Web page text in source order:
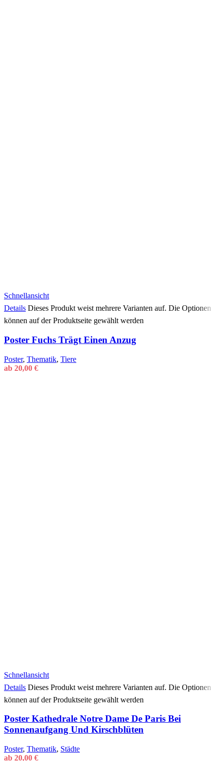
Schnellansicht
Details Dieses Produkt weist mehrere Varianten auf. Die Optionen
können auf der Produktseite gewählt werden
Poster Fuchs Trägt Einen Anzug
Poster, Thematik, Tiere
ab 20,00 €
Schnellansicht
Details Dieses Produkt weist mehrere Varianten auf. Die Optionen
können auf der Produktseite gewählt werden
Poster Kathedrale Notre Dame De Paris Bei
Sonnenaufgang Und Kirschblüten
Poster, Thematik, Städte
ab 20,00 €